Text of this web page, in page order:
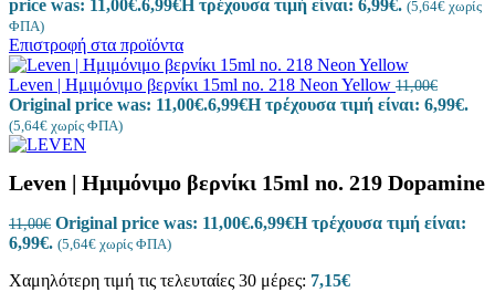
price was: 11,00€.6,99€Η τρέχουσα τιμή είναι: 6,99€. (5,64€ χωρίς
ΦΠΑ)
Επιστροφή στα προϊόντα
Leven | Ημιμόνιμο βερνίκι 15ml no. 218 Neon Yellow 11,00€
Original price was: 11,00€.6,99€Η τρέχουσα τιμή είναι: 6,99€.
(5,64€ χωρίς ΦΠΑ)
Leven | Ημιμόνιμο βερνίκι 15ml no. 219 Dopamine
11,00€ Original price was: 11,00€.6,99€Η τρέχουσα τιμή είναι:
6,99€. (5,64€ χωρίς ΦΠΑ)
Χαμηλότερη τιμή τις τελευταίες 30 μέρες: 7,15€